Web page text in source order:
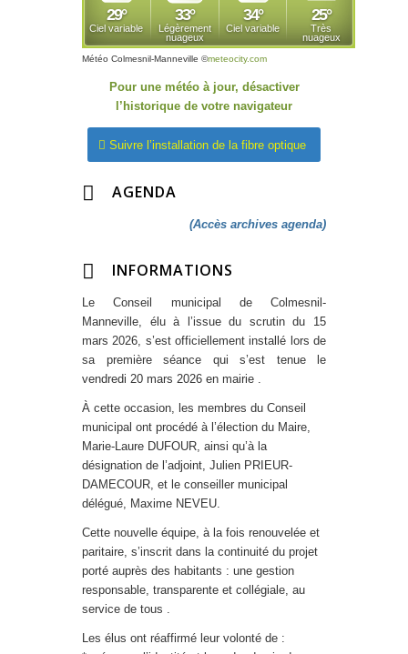
Météo Colmesnil-Manneville ©meteocity.com
Pour une météo à jour, désactiver
l’historique de votre navigateur
Suivre l’installation de la fibre optique
AGENDA
(Accès archives agenda)
INFORMATIONS
Le Conseil municipal de Colmesnil-
Manneville, élu à l’issue du scrutin du 15
mars 2026, s’est officiellement installé lors de
sa première séance qui s’est tenue le
vendredi 20 mars 2026 en mairie .
À cette occasion, les membres du Conseil
municipal ont procédé à l’élection du Maire,
Marie-Laure DUFOUR, ainsi qu’à la
désignation de l’adjoint, Julien PRIEUR-
DAMECOUR, et le conseiller municipal
délégué, Maxime NEVEU.
Cette nouvelle équipe, à la fois renouvelée et
paritaire, s’inscrit dans la continuité du projet
porté auprès des habitants : une gestion
responsable, transparente et collégiale, au
service de tous .
Les élus ont réaffirmé leur volonté de :